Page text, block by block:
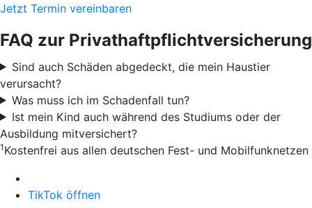
Jetzt Termin vereinbaren
FAQ zur Privathaftpflichtversicherung
Sind auch Schäden abgedeckt, die mein Haustier
verursacht?
Was muss ich im Schadenfall tun?
Ist mein Kind auch während des Studiums oder der
Ausbildung mitversichert?
1 Kostenfrei aus allen deutschen Fest- und Mobilfunknetzen
TikTok öffnen